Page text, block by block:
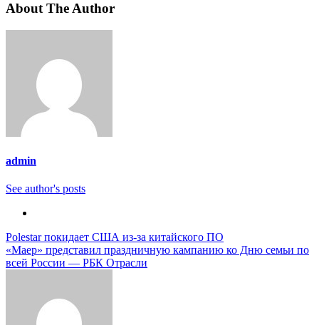
About The Author
admin
See author's posts
Навигация
по
Polestar покидает США из-за китайского ПО
«Маер» представил праздничную кампанию ко Дню семьи по
всей России — РБК Отрасли